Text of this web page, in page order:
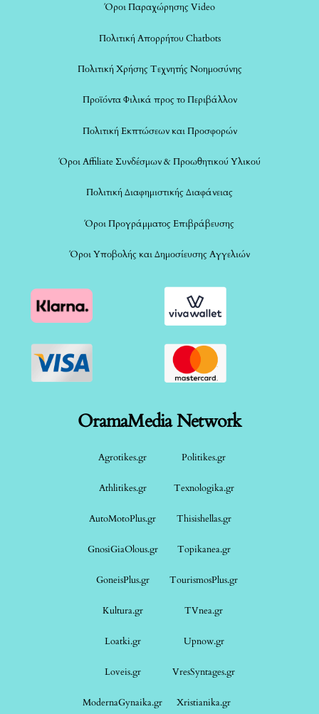
Όροι Παραχώρησης Video
Πολιτική Απορρήτου Chatbots
Πολιτική Χρήσης Τεχνητής Νοημοσύνης
Προϊόντα Φιλικά προς το Περιβάλλον
Πολιτική Εκπτώσεων και Προσφορών
Όροι Affiliate Συνδέσμων & Προωθητικού Υλικού
Πολιτική Διαφημιστικής Διαφάνειας
Όροι Προγράμματος Επιβράβευσης
Όροι Υποβολής και Δημοσίευσης Αγγελιών
OramaMedia Network
Agrotikes.gr Politikes.gr
Athlitikes.gr Texnologika.gr
AutoMotoPlus.gr Thisishellas.gr
GnosiGiaOlous.gr Topikanea.gr
GoneisPlus.gr TourismosPlus.gr
Kultura.gr TVnea.gr
Loatki.gr Upnow.gr
Loveis.gr VresSyntages.gr
ModernaGynaika.gr Xristianika.gr